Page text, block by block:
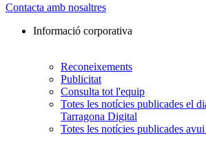
Contacta amb nosaltres
Informació corporativa
Reconeixements
Publicitat
Consulta tot l'equip
Totes les notícies publicades el
Tarragona Digital
Totes les notícies publicades